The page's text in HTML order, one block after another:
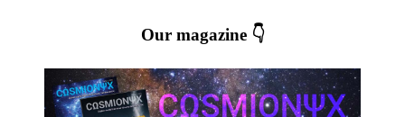
Our magazine 👇